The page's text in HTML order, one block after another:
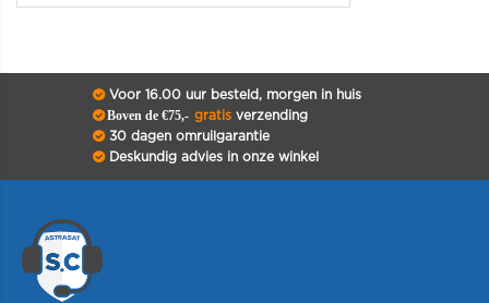
Voor 16.00 uur besteld, morgen in huis
Boven de €75,- gratisverzending
30 dagen omruilgarantie
Deskundig advies in onze winkel